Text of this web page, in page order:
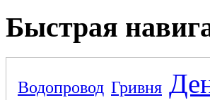
Быстрая
Водопровод Гривня